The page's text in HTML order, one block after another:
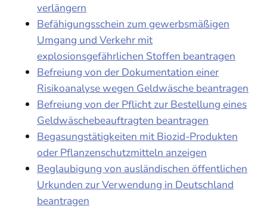
verlängern
Befähigungsschein zum gewerbsmäßigen
Umgang und Verkehr mit
explosionsgefährlichen Stoffen beantragen
Befreiung von der Dokumentation einer
Risikoanalyse wegen Geldwäsche beantragen
Befreiung von der Pflicht zur Bestellung eines
Geldwäschebeauftragten beantragen
Begasungstätigkeiten mit Biozid-Produkten
oder Pflanzenschutzmitteln anzeigen
Beglaubigung von ausländischen öffentlichen
Urkunden zur Verwendung in Deutschland
beantragen